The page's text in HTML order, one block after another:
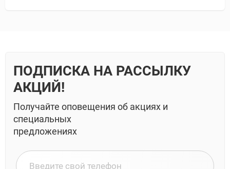
ПОДПИСКА НА РАССЫЛКУ
АКЦИЙ!
Получайте оповещения об акциях и
специальных
предложениях